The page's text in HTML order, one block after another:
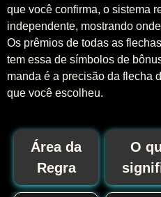
que você confirma, o sistema
independente, mostrando
Os prêmios de todas as
tem essa de símbolos de
manda é a precisão da flecha
que você escolheu.
Área da
Regra
O